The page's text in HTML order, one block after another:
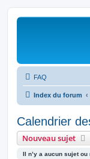
FAQ
Index du forum
Calendrier
Nouveau sujet
Il n’y a aucun sujet ou